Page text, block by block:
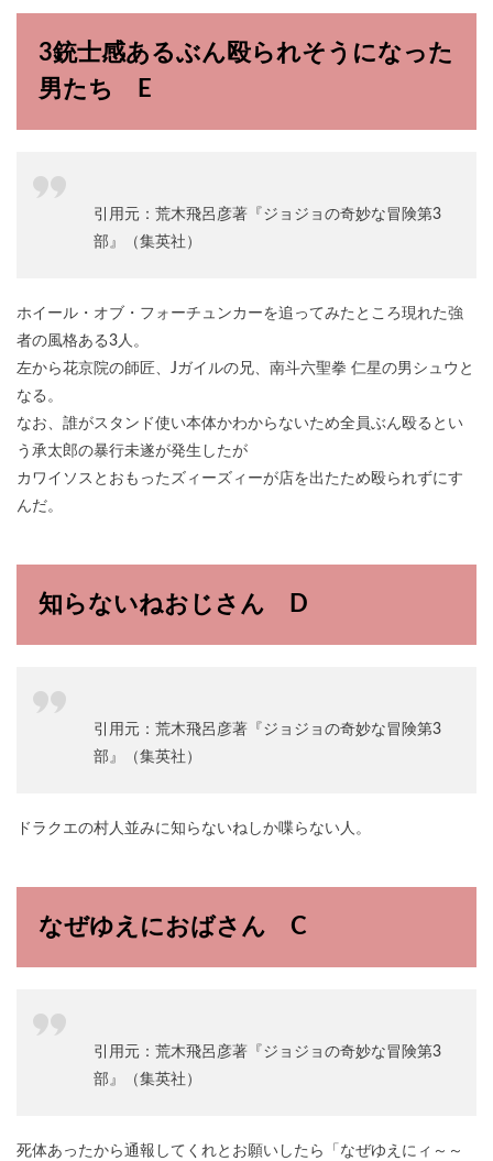
3銃士感あるぶん殴られそうになった
男たち E
引用元：荒木飛呂彦著『ジョジョの奇妙な冒険第3
部』（集英社）
ホイール・オブ・フォーチュンカーを追ってみたところ現れた強
者の風格ある3人。
左から花京院の師匠、Jガイルの兄、南斗六聖拳 仁星の男シュウと
なる。
なお、誰がスタンド使い本体かわからないため全員ぶん殴るとい
う承太郎の暴行未遂が発生したが
カワイソスとおもったズィーズィーが店を出たため殴られずにす
んだ。
知らないねおじさん D
引用元：荒木飛呂彦著『ジョジョの奇妙な冒険第3
部』（集英社）
ドラクエの村人並みに知らないねしか喋らない人。
なぜゆえにおばさん C
引用元：荒木飛呂彦著『ジョジョの奇妙な冒険第3
部』（集英社）
死体あったから通報してくれとお願いしたら「なぜゆえにィ～～